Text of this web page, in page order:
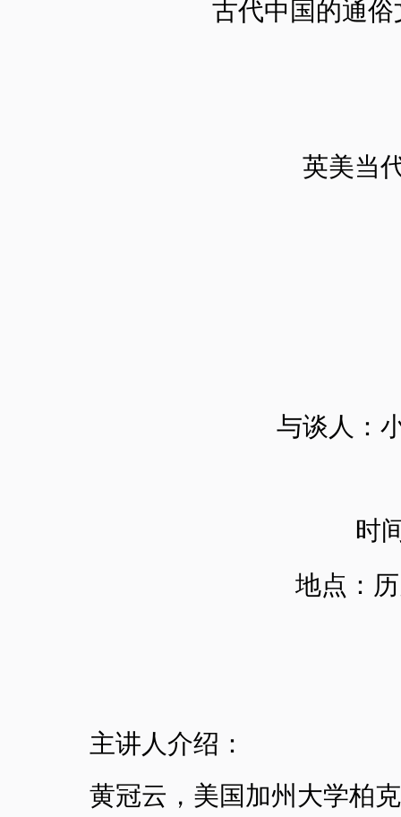
古代中国的通俗
英美当
与谈人：
时
地点：
主讲人介绍：
黄冠云，美国加州大学柏